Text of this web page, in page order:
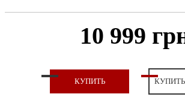
10 999
КУПИТЬ